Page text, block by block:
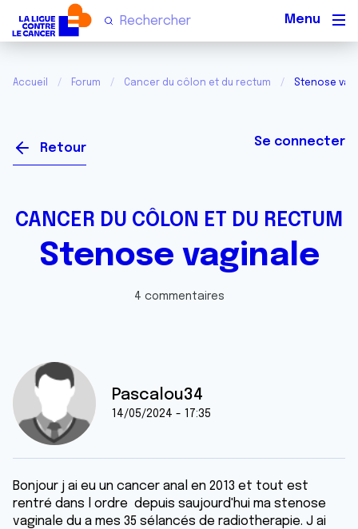
Accueil Forum Cancer du côlon et du rectum Stenose
Retour Se connecter
CANCER DU CÔLON ET DU RECTUM
Stenose vaginale
4 commentaires
Pascalou34
14/05/2024 - 17:35
Bonjour j ai eu un cancer anal en 2013 et tout est
rentré dans l ordre depuis saujourd'hui ma stenose
vaginale du a mes 35 sélancés de radiotherapie. J ai